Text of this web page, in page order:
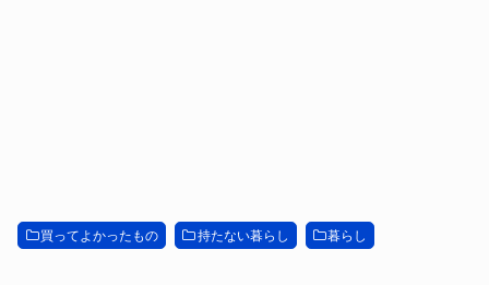
買ってよかったもの 持たない暮らし 暮らし